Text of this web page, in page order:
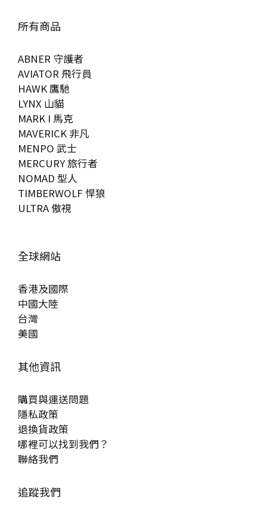
所有商品
ABNER 守護者
AVIATOR 飛行員
HAWK 鷹馳
LYNX 山貓
MARK I 馬克
MAVERICK 非凡
MENPO 武士
MERCURY 旅行者
NOMAD 型人
TIMBERWOLF 悍狼
ULTRA 傲視
全球網站
香港及國際
中國大陸
台灣
美國
其他資訊
購買與運送問題
隱私政策
退換貨政策
哪裡可以找到我們？
聯絡我們
追蹤我們